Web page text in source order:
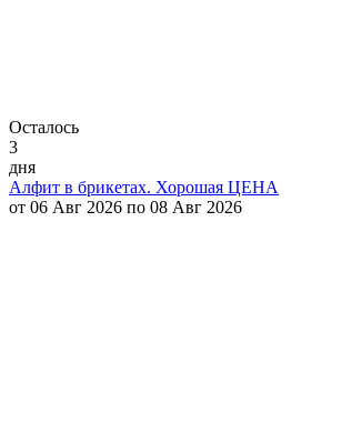
Осталось
3
дня
Алфит в брикетах. Хорошая ЦЕНА
от 06 Авг 2026 по 08 Авг 2026